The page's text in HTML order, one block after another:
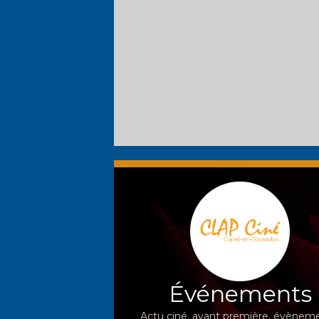
Événements
Actu ciné, avant première,